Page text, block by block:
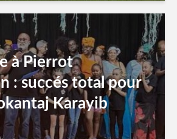
à Pierrot
: succés total pour
Karayib